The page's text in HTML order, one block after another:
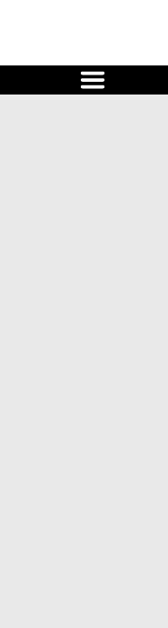
CulturaUNAM